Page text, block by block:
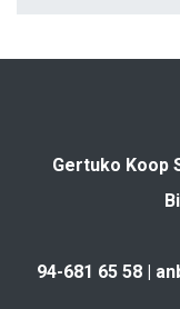
Gertuko Koop
94-681 65 58 |